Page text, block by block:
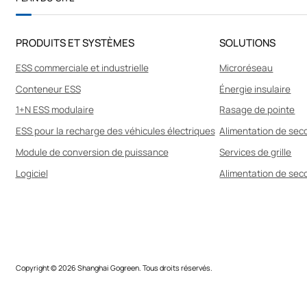
G
E
N
PRODUITS ET SYSTÈMES
ESS commerciale et industrielle
Conteneur ESS
1+N ESS modulaire
ESS pour la recharge des véhicules électriques
Module de conversion de puissance
Logiciel
SOLUTIONS
Microréseau
Énergie insulaire
Rasage de pointe
Alimentation de
Services de grille
Alimentation de
Copyright © 2026 Shanghai Gogreen. Tous droits réservés.